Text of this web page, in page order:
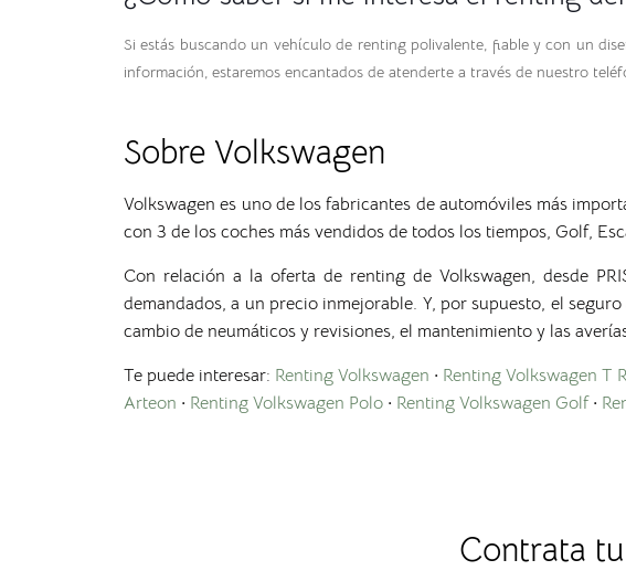
Si estás buscando un vehículo de renting polivalente, fiable y con un
información, estaremos encantados de atenderte a través de nuestro
Sobre Volkswagen
Volkswagen es uno de los fabricantes de automóviles más
con 3 de los coches más vendidos de todos los tiempos, Golf,
Con relación a la oferta de renting de Volkswagen, desde
demandados, a un precio inmejorable. Y, por supuesto, el
cambio de neumáticos y revisiones, el mantenimiento y las
Te puede interesar: Renting Volkswagen · Renting Volkswagen T
Arteon · Renting Volkswagen Polo · Renting Volkswagen Golf·
Contrata